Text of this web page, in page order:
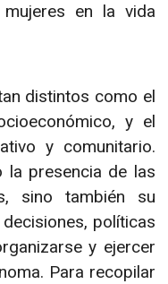
en la vida
distintos como el
y el
y comunitario.
la presencia de las
sino también su
políticas
y ejercer
Para recopilar